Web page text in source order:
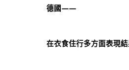
德國——
在衣食住行多方面表現結